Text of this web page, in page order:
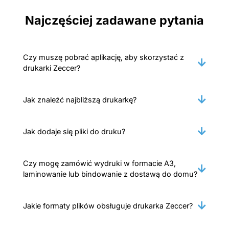
Najczęściej zadawane pytania
Czy muszę pobrać aplikację, aby skorzystać z
drukarki Zeccer?
Jak znaleźć najbliższą drukarkę?
Jak dodaje się pliki do druku?
Czy mogę zamówić wydruki w formacie A3,
laminowanie lub bindowanie z dostawą do domu?
Jakie formaty plików obsługuje drukarka Zeccer?